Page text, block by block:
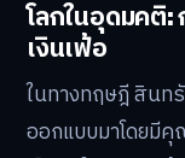
โลกในอุดมคติ:
เงินเฟ้อ
ในทางทฤษฎี สินท
ออกแบบมาโดยมี